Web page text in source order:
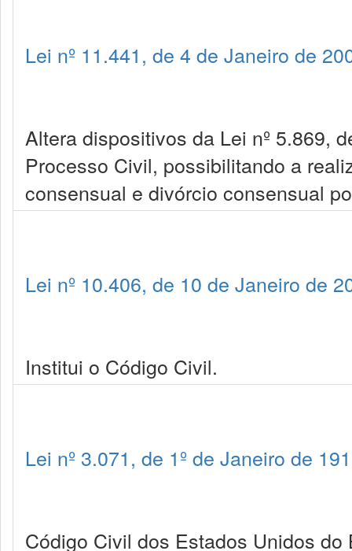
Lei nº 11.441, de 4 de Janeiro de
Altera dispositivos da Lei nº 5.869,
Processo Civil, possibilitando a
consensual e divórcio consensual
Lei nº 10.406, de 10 de Janeiro de
Institui o Código Civil.
Lei nº 3.071, de 1º de Janeiro de
Código Civil dos Estados Unidos do